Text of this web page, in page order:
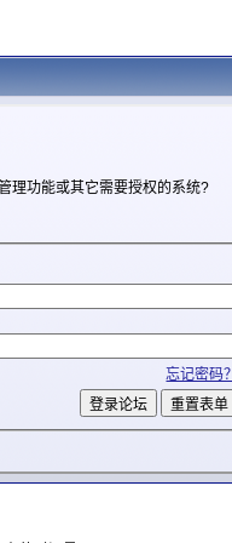
理功能或其它需要授权的系统?
忘记密码？